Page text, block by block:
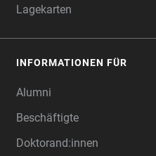
Lagekarten
INFORMATIONEN FÜR
Alumni
Beschäftigte
Doktorand:innen